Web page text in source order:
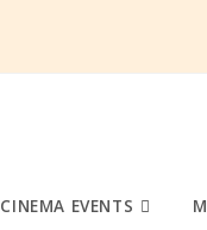
CINEMA EVENTS